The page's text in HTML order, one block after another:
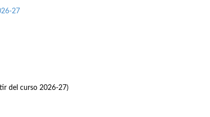
27
del curso 2026-27)